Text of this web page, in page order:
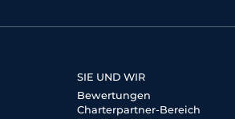
SIE UND WIR
Bewertungen
Charterpartner-Bereich